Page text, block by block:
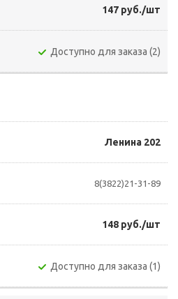
147 руб./шт
Доступно для заказа (2)
Ленина 202
8(3822)21-31-89
148 руб./шт
Доступно для заказа (1)